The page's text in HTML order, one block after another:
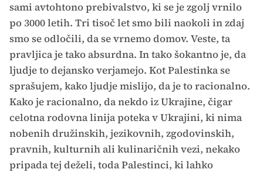
sami avtohtono prebivalstvo, ki se je zgolj vrnilo
po 3000 letih. Tri tisoč let smo bili naokoli in zdaj
smo se odločili, da se vrnemo domov. Veste, ta
pravljica je tako absurdna. In tako šokantno je, da
ljudje to dejansko verjamejo. Kot Palestinka se
sprašujem, kako ljudje mislijo, da je to racionalno.
Kako je racionalno, da nekdo iz Ukrajine, čigar
celotna rodovna linija poteka v Ukrajini, ki nima
nobenih družinskih, jezikovnih, zgodovinskih,
pravnih, kulturnih ali kulinaričnih vezi, nekako
pripada tej deželi, toda Palestinci, ki lahko